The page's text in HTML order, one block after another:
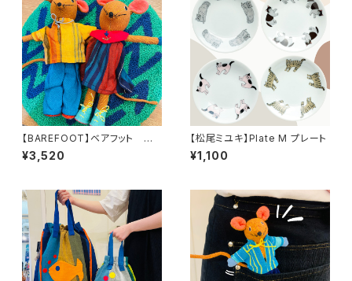
【BAREFOOT】ベアフット ぬ
いぐるみ ネズミ 女の子L
¥3,520
【松尾ミユキ】Plate M プレート
¥1,100